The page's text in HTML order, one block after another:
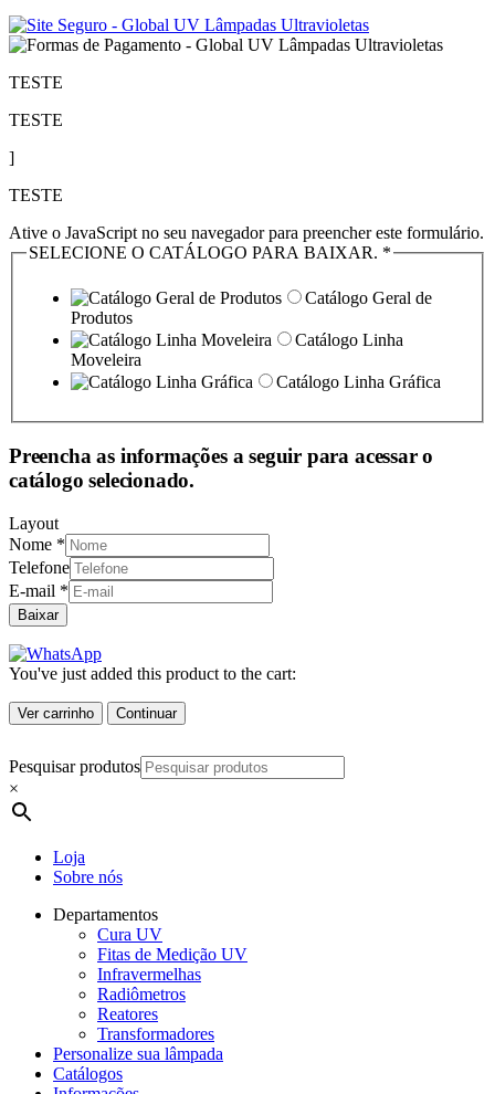
TESTE
TESTE
]
TESTE
Ative o JavaScript no seu navegador para preencher este formulário.
SELECIONE O CATÁLOGO PARA BAIXAR. *
Catálogo Geral de
Produtos
Catálogo Linha
Moveleira
Catálogo Linha Gráfica
Preencha as informações a seguir para acessar o
catálogo selecionado.
Layout
Nome *
Telefone
E-mail *
Baixar
You've just added this product to the cart:
Ver carrinho Continuar
Pesquisar produtos
×
Loja
Sobre nós
Departamentos
Cura UV
Fitas de Medição UV
Infravermelhas
Radiômetros
Reatores
Transformadores
Personalize sua lâmpada
Catálogos